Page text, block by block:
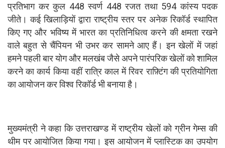
प्रतिभाग कर कुल 448 स्वर्ण 448 रजत तथा 594 कांस्य पदक
जीते। कई खिलाड़ियों द्वारा राष्ट्रीय स्तर पर अनेक रिकॉर्ड स्थापित
किए गए और भविष्य में भारत का प्रतिनिधित्व करने की क्षमता रखने
वाले बहुत से चैंपियन भी उभर कर सामने आए हैं। इन खेलों में जहां
हमने पहली बार योग और मलखंब जैसे अपने पारंपरिक खेलों को शामिल
करने का कार्य किया वहीं रात्रि काल में रिवर राफ़्टिंग की प्रतियोगिता
का आयोजन कर विश्व रिकॉर्ड भी बनाया है।
मुख्यमंत्री ने कहा कि उत्तराखण्ड में राष्ट्रीय खेलों को ग्रीन गेम्स की
थीम पर आयोजित किया गया। इस आयोजन में प्लास्टिक का उपयोग